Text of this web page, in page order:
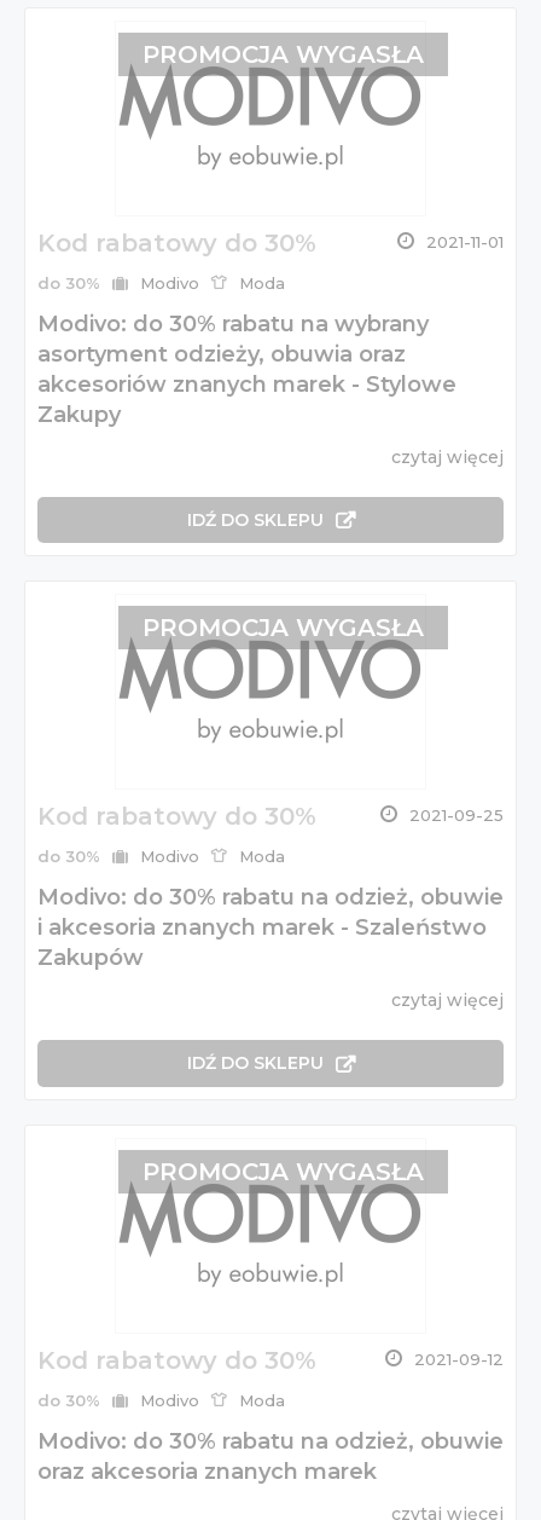
Kod rabatowy do 30% 2021-11-01
do 30% Modivo Moda
Modivo: do 30% rabatu na wybrany
asortyment odzieży, obuwia oraz
akcesoriów znanych marek - Stylowe
Zakupy
czytaj więcej
IDŹ DO SKLEPU
PROMOCJA WYGASŁA
Kod rabatowy do 30% 2021-09-25
do 30% Modivo Moda
Modivo: do 30% rabatu na odzież, obuwie
i akcesoria znanych marek - Szaleństwo
Zakupów
czytaj więcej
IDŹ DO SKLEPU
PROMOCJA WYGASŁA
Kod rabatowy do 30% 2021-09-12
do 30% Modivo Moda
Modivo: do 30% rabatu na odzież, obuwie
oraz akcesoria znanych marek
czytaj więcej
PROMOCJA WYGASŁA